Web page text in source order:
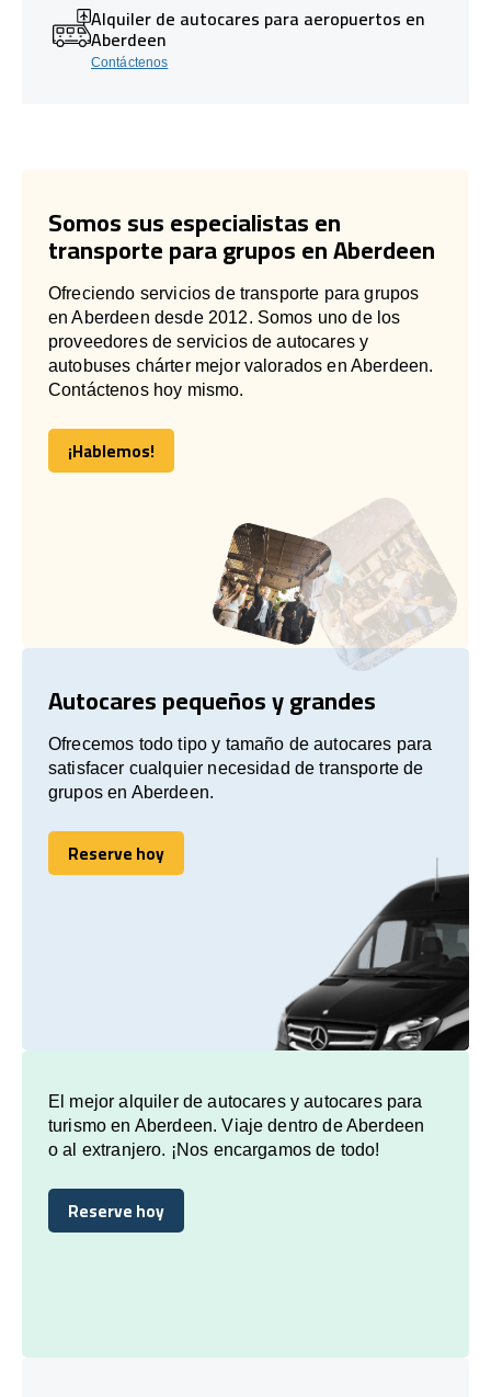
Alquiler de autocares para aeropuertos en
Aberdeen
Contáctenos
Somos sus especialistas en
transporte para grupos en Aberdeen
Ofreciendo servicios de transporte para grupos
en Aberdeen desde 2012. Somos uno de los
proveedores de servicios de autocares y
autobuses chárter mejor valorados en Aberdeen.
Contáctenos hoy mismo.
¡Hablemos!
¡Hablemos!
Autocares pequeños y grandes
Ofrecemos todo tipo y tamaño de autocares para
satisfacer cualquier necesidad de transporte de
grupos en Aberdeen.
Reserve hoy
Reserve hoy
El mejor alquiler de autocares y autocares para
turismo en Aberdeen. Viaje dentro de Aberdeen
o al extranjero. ¡Nos encargamos de todo!
Reserve hoy
Reserve hoy